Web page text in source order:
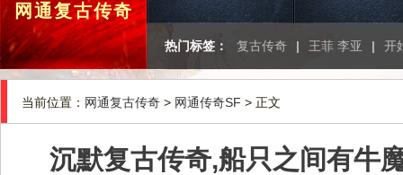
网通复古传奇
热门标签： 复古传奇 | 王菲 李亚 | 开
当前位置： 网通复古传奇 > 网通传奇SF > 正文
沉默复古传奇,船只之间有牛